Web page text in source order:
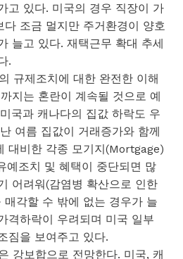
고 있다. 미국의 경우 직장이 가
다 조금 멀지만 주거환경이 양호
늘고 있다. 재택근무 확대 추세
.
규제조치에 대한 완전한 이해
지는 혼란이 계속될 것으로 예
국과 캐나다의 집값 하락도 우
여름 집값이 거래증가와 함께
대비한 각종 모기지(Mortgage)
예조치 및 혜택이 중단되면 많
어려워(감염병 확산으로 인한
각할 수 밖에 없는 경우가 늘
격하락이 우려되며 미국 일부
짐을 보여주고 있다.
강보합으로 전망한다. 미국, 캐